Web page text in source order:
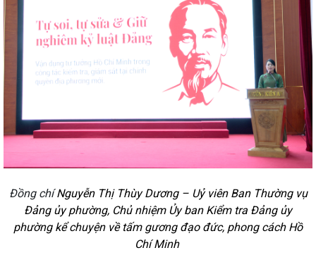
Đồng chíNguyễn Thị Thùy Dương – Uỷ viên Ban Thường vụ
Đảng ủy phường, Chủ nhiệm Ủy ban Kiểm tra Đảng ủy
phường kể chuyện về tấm gương đạo đức, phong cách Hồ
Chí Minh